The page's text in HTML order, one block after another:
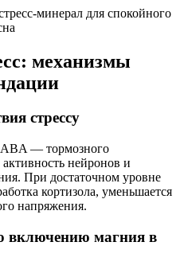
механизмы
стрессу
— тормозного
нейронов и
При достаточном уровне
кортизола, уменьшается
напряжения.
включению магния в